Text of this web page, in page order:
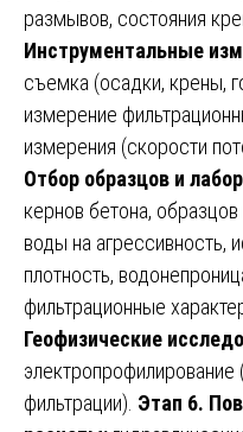
размывов, состояния
Инструментальные
съемка (осадки, крены,
измерение
измерения (скорости
Отбор образцов и
кернов бетона, образцов
воды на агрессивность,
плотность,
фильтрационные
Геофизические
электропрофилирование
фильтрации). Этап 6.